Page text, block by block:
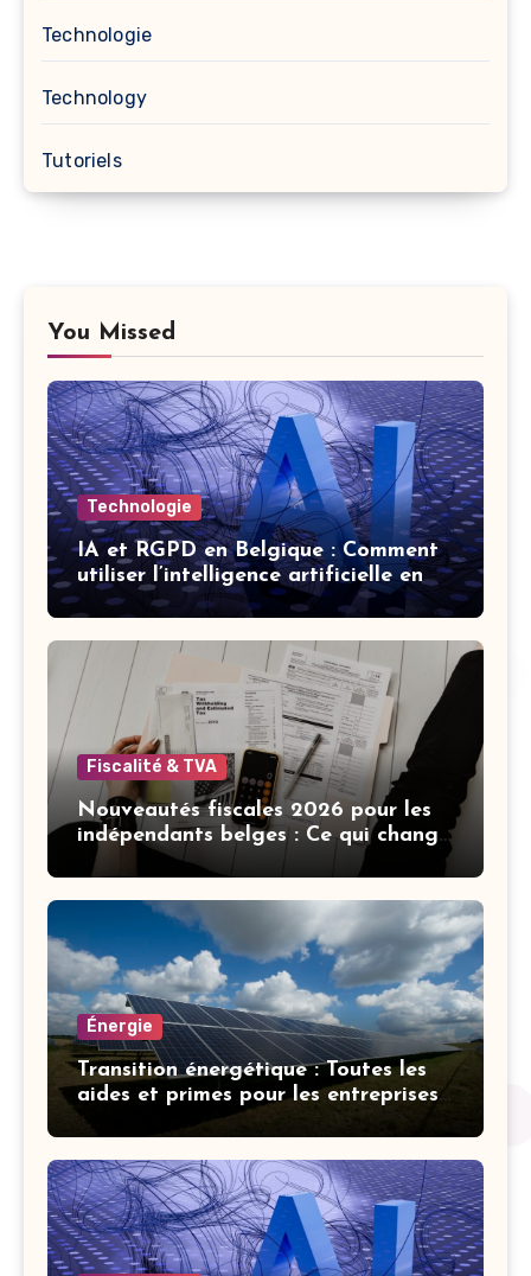
Technologie
Technology
Tutoriels
You Missed
Technologie
IA et RGPD en Belgique : Comment
utiliser l’intelligence artificielle en
respectant la vie privée
Fiscalité & TVA
Nouveautés fiscales 2026 pour les
indépendants belges : Ce qui change
cette année
Énergie
Transition énergétique : Toutes les
aides et primes pour les entreprises
belges en 2026